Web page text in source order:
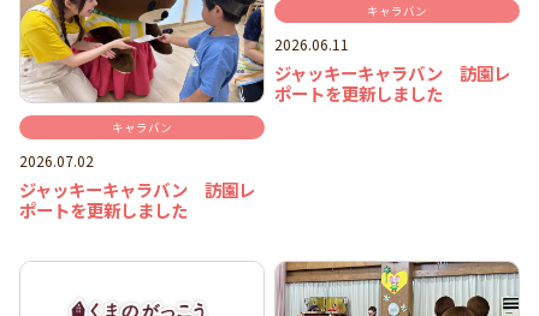
キャラバン
2026.07.02
ジャッキーキャラバン 訪園レ
ポートを更新しました
キャラバン
2026.06.11
ジャッキーキャラバン 訪園レ
ポートを更新しました